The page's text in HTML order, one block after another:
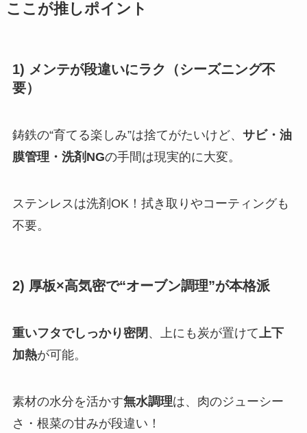
ここが推しポイント
1) メンテが段違いにラク（シーズニング不
要）
鋳鉄の“育てる楽しみ”は捨てがたいけど、 サビ・油
膜管理・洗剤NGの手間は現実的に大変。
ステンレスは洗剤OK！拭き取りやコーティングも
不要。
2) 厚板×高気密で“オーブン調理”が本格派
重いフタでしっかり密閉 、上にも炭が置けて上下
加熱が可能。
素材の水分を活かす無水調理は、肉のジューシー
さ・根菜の甘みが段違い！